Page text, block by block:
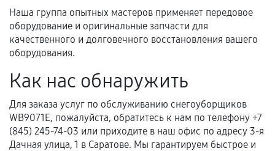
Если комплектующие куплены
самостоятельно
Гарантия на выполненные работы может
сохраняться полностью или частично, если
соблюдены следующие условия:
Предоставленные детали подходят по
техническим параметрам и не имеют внешних
Наша группа опытных мастеров применяет передовое
оборудование и оригинальные запчасти для
качественного и долговечного восстановления вашего
оборудования.
Как нас обнаружить
Для заказа услуг по обслуживанию снегоуборщиков
WB9071E, пожалуйста, обратитесь к нам по телефону +7
(845) 245-74-03 или приходите в наш офис по адресу 3-я
Дачная улица, 1 в Саратове. Мы гарантируем быстрое и